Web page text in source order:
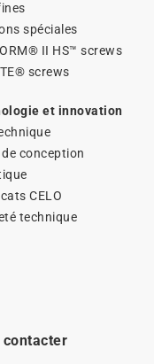
spéciales
II HS™ screws
screws
et innovation
conception
CELO
technique
contacter